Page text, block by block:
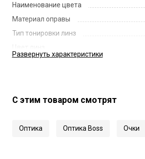
Наименование цвета
Материал оправы
Тип тонировки линз
Цвет линз
Длина заушника
Артикул
Развернуть характеристики
С этим товаром смотрят
Оптика Оптика Boss Очки